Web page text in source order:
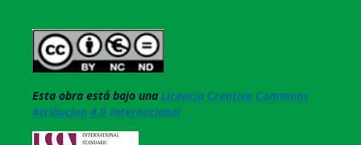
Esta obra está bajo una Licencia Creative Commons
Atribucion 4.0 Internacional